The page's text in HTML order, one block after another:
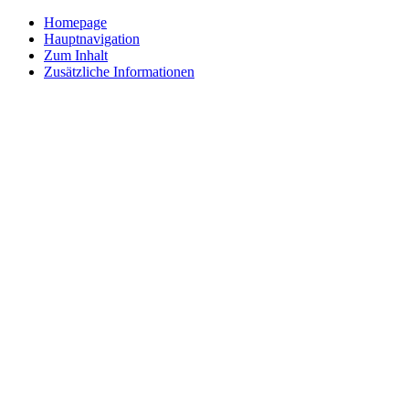
Homepage
Hauptnavigation
Zum Inhalt
Zusätzliche Informationen